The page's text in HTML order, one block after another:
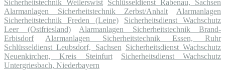
Sicherheitstechnik Weilerswist Schlüsseldienst Rabenau, Sachsen
Alarmanlagen Sicherheitstechnik Zerbst/Anhalt
Alarmanlagen
Sicherheitstechnik Freden (Leine)
Sicherheitsdienst Wachschutz
Leer (Ostfriesland)
Alarmanlagen Sicherheitstechnik Brand-
Erbisdorf
Alarmanlagen Sicherheitstechnik Essen, Ruhr
Schlüsseldienst Leubsdorf, Sachsen Sicherheitsdienst Wachschutz
Neuenkirchen, Kreis Steinfurt
Sicherheitsdienst Wachschutz
Untergriesbach, Niederbayern